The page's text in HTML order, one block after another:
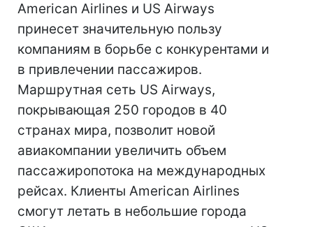
American Airlines и US Airways
принесет значительную пользу
компаниям в борьбе с конкурентами и
в привлечении пассажиров.
Маршрутная сеть US Airways,
покрывающая 250 городов в 40
странах мира, позволит новой
авиакомпании увеличить объем
пассажиропотока на международных
рейсах. Клиенты American Airlines
смогут летать в небольшие города